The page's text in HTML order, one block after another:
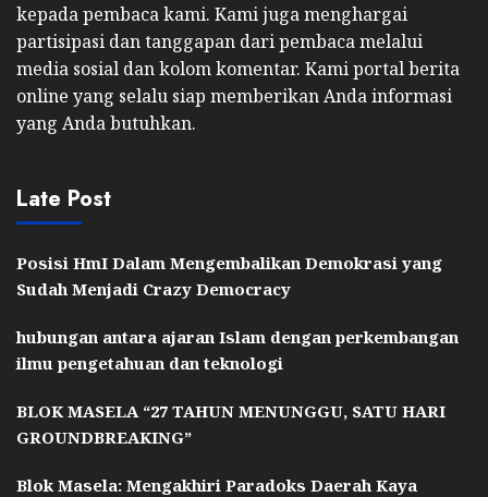
kepada pembaca kami. Kami juga menghargai
partisipasi dan tanggapan dari pembaca melalui
media sosial dan kolom komentar. Kami portal berita
online yang selalu siap memberikan Anda informasi
yang Anda butuhkan.
Late Post
Posisi HmI Dalam Mengembalikan Demokrasi yang
Sudah Menjadi Crazy Democracy
hubungan antara ajaran Islam dengan perkembangan
ilmu pengetahuan dan teknologi
BLOK MASELA “27 TAHUN MENUNGGU, SATU HARI
GROUNDBREAKING”
Blok Masela: Mengakhiri Paradoks Daerah Kaya